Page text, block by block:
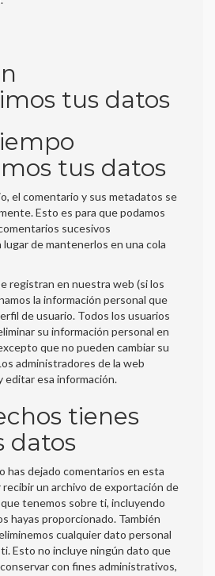
tus datos
tus datos
el comentario y sus metadatos se
Esto es para que podamos
sucesivos
de mantenerlos en una cola
registran en nuestra web (si los
la información personal que
de usuario. Todos los usuarios
su información personal en
que no pueden cambiar su
administradores de la web
editar esa información.
tienes
datos
has dejado comentarios en esta
un archivo de exportación de
tenemos sobre ti, incluyendo
hayas proporcionado. También
cualquier dato personal
Esto no incluye ningún dato que
con fines administrativos,